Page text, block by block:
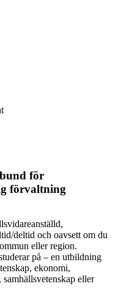
för
förvaltning